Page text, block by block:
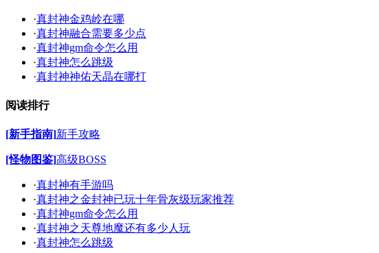
·真封神金鸡岭在哪
·真封神融合需要多少点
·真封神gm命令怎么用
·真封神怎么跳级
·真封神神佑天晶在哪打
阅读排行
[新手指南]新手攻略
[怪物图鉴]高级BOSS
·真封神有手游吗
·真封神之金封神已玩十年骨灰级玩家推荐
·真封神gm命令怎么用
·真封神之天尊地魔还有多少人玩
·真封神怎么跳级